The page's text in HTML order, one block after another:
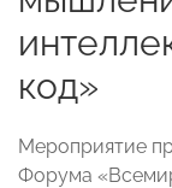
код»
Мероприятие
Форума